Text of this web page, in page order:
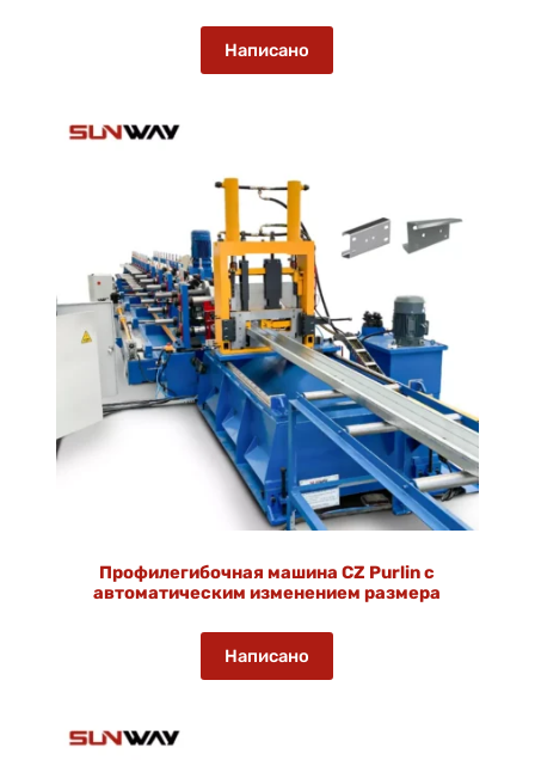
Написано
Профилегибочная машина CZ Purlin с
автоматическим изменением размера
Написано